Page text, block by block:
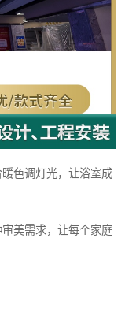
色调灯光，让浴室成
美需求，让每个家庭